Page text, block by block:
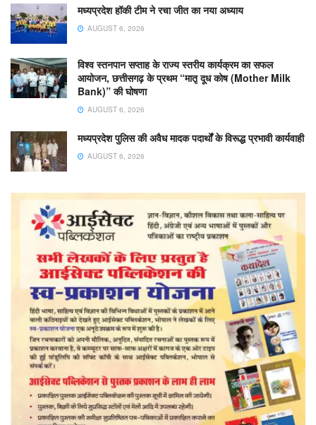
मध्यप्रदेश हॉकी टीम ने रचा जीत का नया अध्याय
AUGUST 6, 2026
विश्व स्तनपान सप्ताह के राज्य स्तरीय कार्यक्रम का सफल
आयोजन, छत्तीसगढ़ के प्रथम “मातृ दूध कोष (Mother Milk
Bank)” की घोषणा
AUGUST 6, 2026
मध्यप्रदेश पुलिस की अवैध मादक पदार्थों के विरूद्ध प्रभावी कार्यवाही
AUGUST 6, 2026